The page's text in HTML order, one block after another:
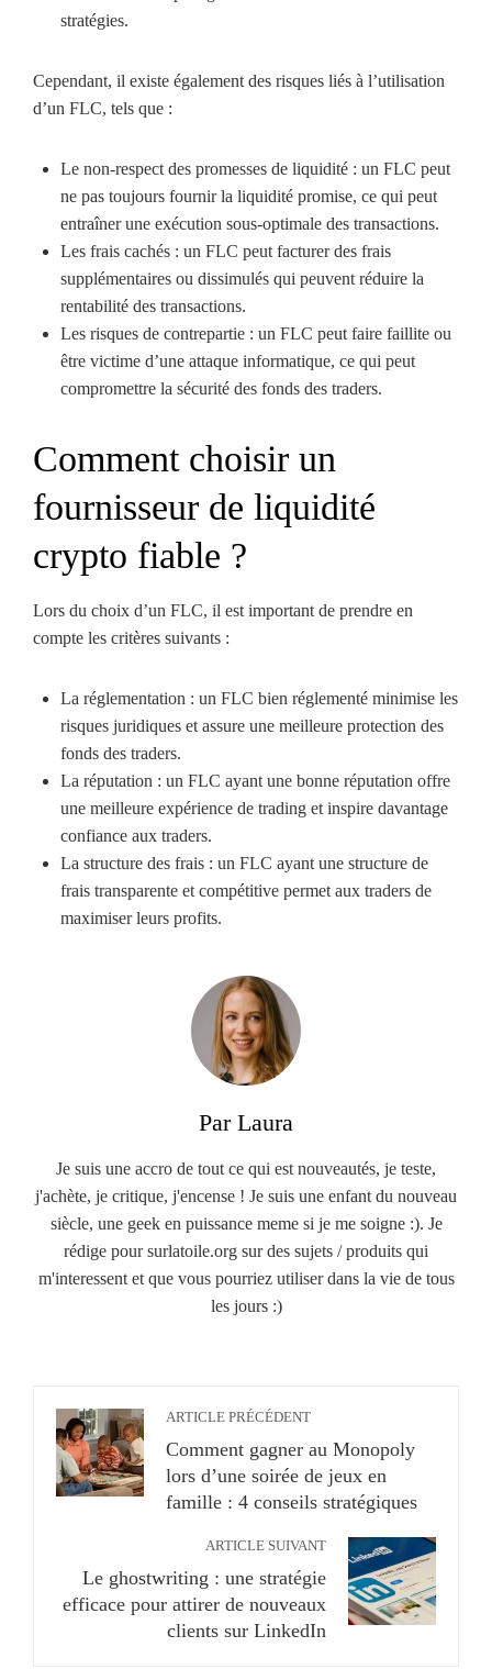
stratégies.
Cependant, il existe également des risques liés à l’utilisation
d’un FLC, tels que :
Le non-respect des promesses de liquidité : un FLC peut
ne pas toujours fournir la liquidité promise, ce qui peut
entraîner une exécution sous-optimale des transactions.
Les frais cachés : un FLC peut facturer des frais
supplémentaires ou dissimulés qui peuvent réduire la
rentabilité des transactions.
Les risques de contrepartie : un FLC peut faire faillite ou
être victime d’une attaque informatique, ce qui peut
compromettre la sécurité des fonds des traders.
Comment choisir un
fournisseur de liquidité
crypto fiable ?
Lors du choix d’un FLC, il est important de prendre en
compte les critères suivants :
La réglementation : un FLC bien réglementé minimise les
risques juridiques et assure une meilleure protection des
fonds des traders.
La réputation : un FLC ayant une bonne réputation offre
une meilleure expérience de trading et inspire davantage
confiance aux traders.
La structure des frais : un FLC ayant une structure de
frais transparente et compétitive permet aux traders de
maximiser leurs profits.
Par Laura
Je suis une accro de tout ce qui est nouveautés, je teste,
j'achète, je critique, j'encense ! Je suis une enfant du nouveau
siècle, une geek en puissance meme si je me soigne :). Je
rédige pour surlatoile.org sur des sujets / produits qui
m'interessent et que vous pourriez utiliser dans la vie de tous
les jours :)
ARTICLE PRÉCÉDENT
Comment gagner au Monopoly
lors d’une soirée de jeux en
famille : 4 conseils stratégiques
ARTICLE SUIVANT
Le ghostwriting : une stratégie
efficace pour attirer de nouveaux
clients sur LinkedIn